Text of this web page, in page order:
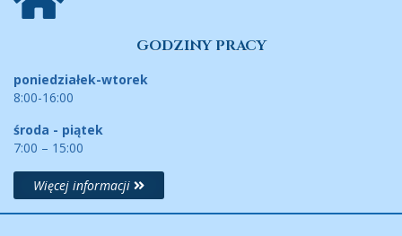
GODZINY PRACY
poniedziałek-wtorek
8:00-16:00
środa - piątek
7:00 – 15:00
Więcej informacji